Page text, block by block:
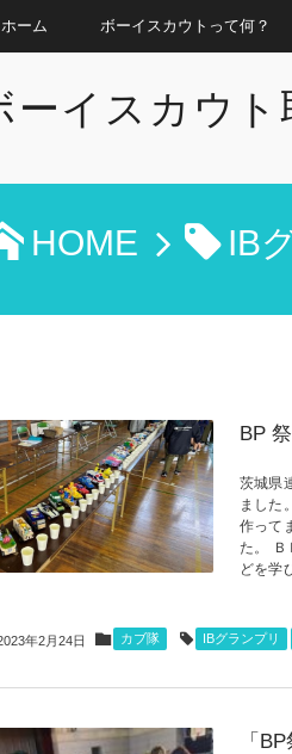
ホーム ボーイスカウトって何？
ーイスカウト
HOME IB
BP
茨城県
ました
作って
た。 Ｂ
どを学
年2月24日 カブ隊 IBグランプリ
「